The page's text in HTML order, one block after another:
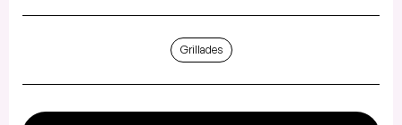
Grillades